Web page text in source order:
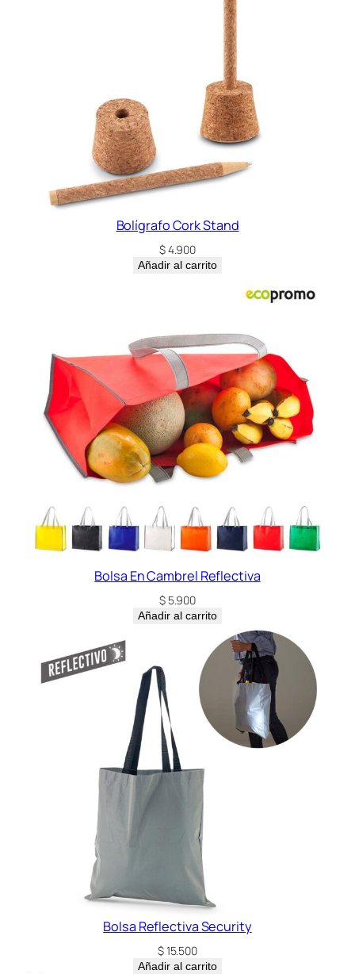
Bolígrafo Cork Stand
$4.900
Añadir al carrito
Bolsa En Cambrel Reflectiva
$5.900
Añadir al carrito
Bolsa Reflectiva Security
$15.500
Añadir al carrito